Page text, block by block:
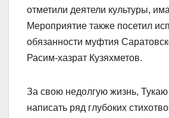
отметили деятели культуры,
Мероприятие также посетил
обязанности муфтия
Расим-хазрат Кузяхметов.
За свою недолгую жизнь, Тукаю
написать ряд глубоких